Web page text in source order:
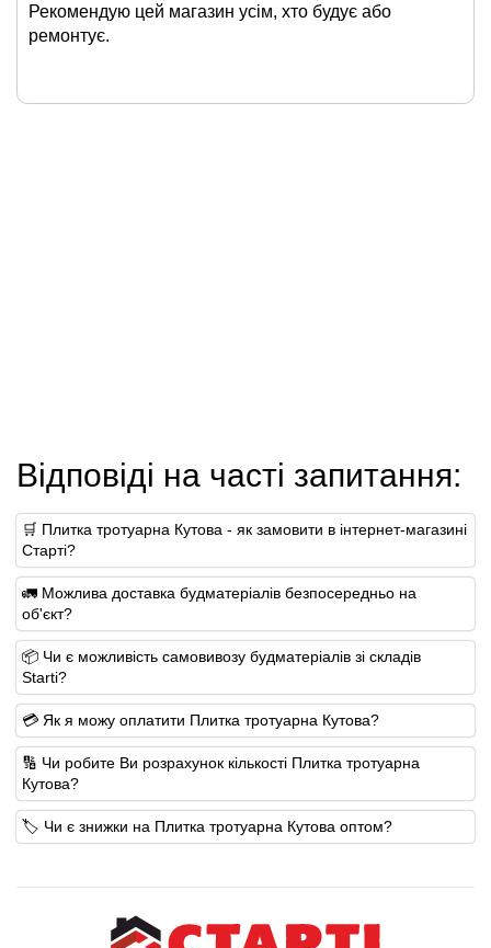
Рекомендую цей магазин усім, хто будує або
ремонтує.
Відповіді на часті запитання:
🛒 Плитка тротуарна Кутова - як замовити в інтернет-магазині
Старті?
🚛 Можлива доставка будматеріалів безпосередньо на
об'єкт?
📦 Чи є можливість самовивозу будматеріалів зі складів
Starti?
💳 Як я можу оплатити Плитка тротуарна Кутова?
🔢 Чи робите Ви розрахунок кількості Плитка тротуарна
Кутова?
🏷️ Чи є знижки на Плитка тротуарна Кутова оптом?